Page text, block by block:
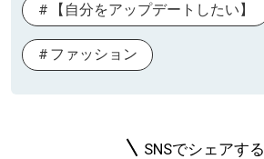
【自分をアップデートしたい】
ファッション
SNSでシェアする